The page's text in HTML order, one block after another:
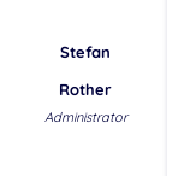
Stefan
Rother
Administrator